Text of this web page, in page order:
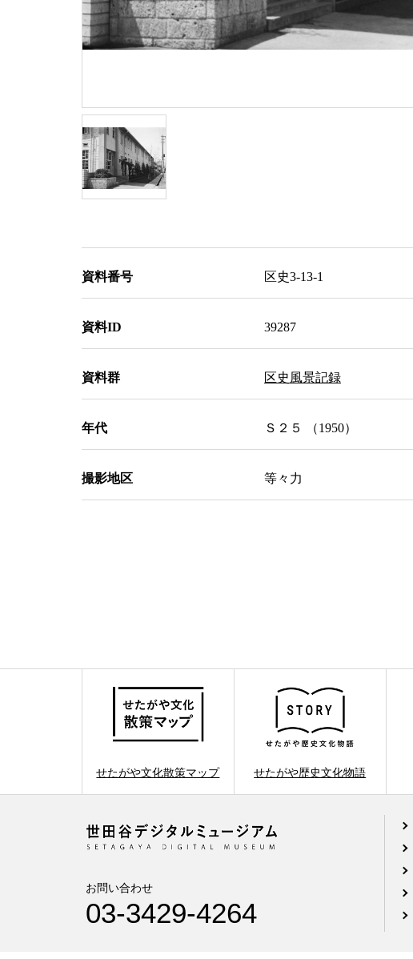
資料番号 区史3-13-1
資料ID 39287
資料群 区史風景記録
年代 Ｓ２５ （1950）
撮影地区 等々力
せたがや文化散策マップ せたがや歴史文化物語
お問い合わせ
03-3429-4264